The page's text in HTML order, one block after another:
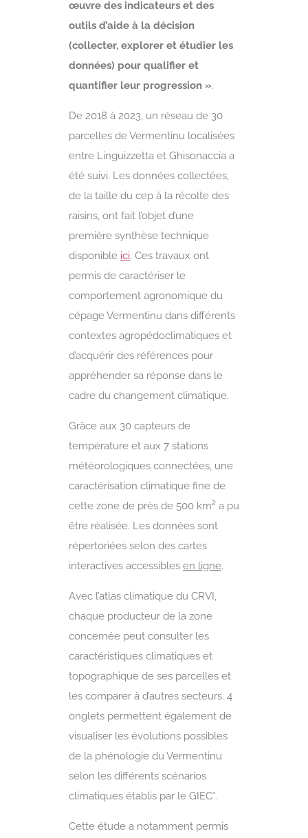
œuvre des indicateurs et des
outils d’aide à la décision
(collecter, explorer et étudier les
données) pour qualifier et
quantifier leur progression ».
De 2018 à 2023, un réseau de 30
parcelles de Vermentinu localisées
entre Linguizzetta et Ghisonaccia a
été suivi. Les données collectées,
de la taille du cep à la récolte des
raisins, ont fait l’objet d’une
première synthèse technique
disponible ici. Ces travaux ont
permis de caractériser le
comportement agronomique du
cépage Vermentinu dans différents
contextes agropédoclimatiques et
d’acquérir des références pour
appréhender sa réponse dans le
cadre du changement climatique.
Grâce aux 30 capteurs de
température et aux 7 stations
météorologiques connectées, une
caractérisation climatique fine de
cette zone de près de 500 km² a pu
être réalisée. Les données sont
répertoriées selon des cartes
interactives accessibles en ligne.
Avec l’atlas climatique du CRVI,
chaque producteur de la zone
concernée peut consulter les
caractéristiques climatiques et
topographique de ses parcelles et
les comparer à d’autres secteurs. 4
onglets permettent également de
visualiser les évolutions possibles
de la phénologie du Vermentinu
selon les différents scénarios
climatiques établis par le GIEC*.
Cette étude a notamment permis